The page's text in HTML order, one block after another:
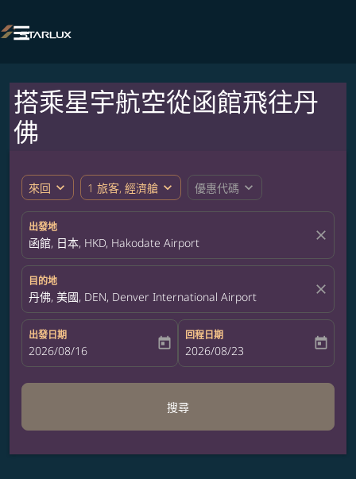

搭乘星宇航空從函館飛往丹
佛
來回 expand_more 1 旅客, 經濟艙 expand_more 優惠代碼 expand_more
出發地
函館, 日本, HKD, Hakodate Airport close
目的地
丹佛, 美國, DEN, Denver International Airport close
出發日期
fc-booking-departure-date-aria-label
2026/08/16 today
回程日期
fc-booking-return-date-aria-label
2026/08/23 today
搜尋